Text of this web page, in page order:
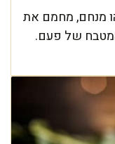
מנחם, מחמם את
של פעם.